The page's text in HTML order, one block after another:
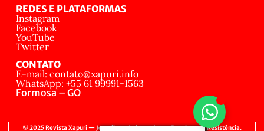
REDES E PLATAFORMAS
Instagram
Facebook
YouTube
Twitter
CONTATO
E-mail: contato@xapuri.info
WhatsApp: +55 61 99991-1563
Formosa – GO
© 2025 Revista Xapuri — Jornalismo Independente, Popular e de Resistência.